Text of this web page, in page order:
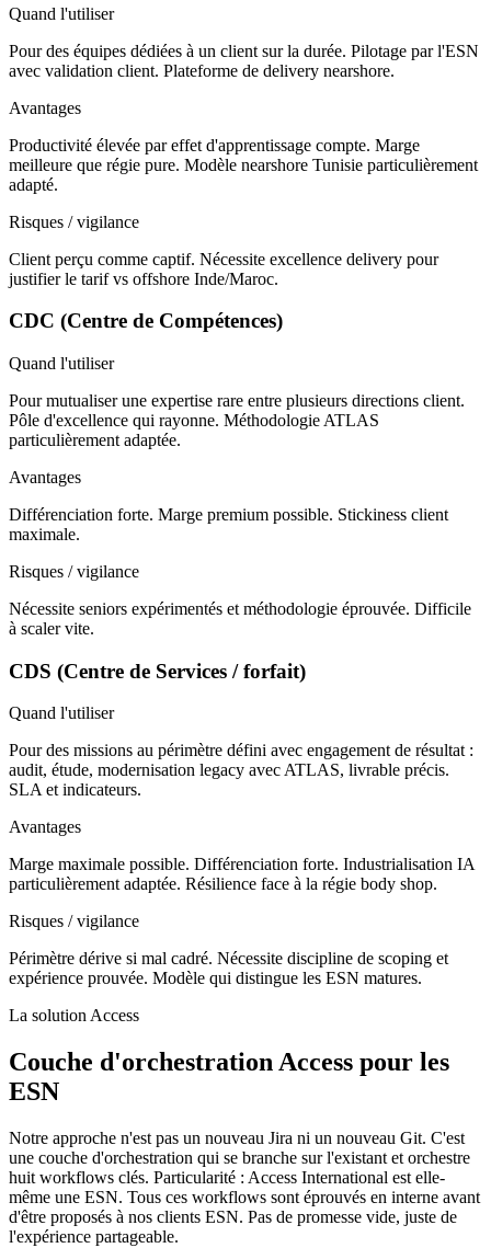
Quand l'utiliser
Pour des équipes dédiées à un client sur la durée. Pilotage par l'ESN
avec validation client. Plateforme de delivery nearshore.
Avantages
Productivité élevée par effet d'apprentissage compte. Marge
meilleure que régie pure. Modèle nearshore Tunisie particulièrement
adapté.
Risques / vigilance
Client perçu comme captif. Nécessite excellence delivery pour
justifier le tarif vs offshore Inde/Maroc.
CDC (Centre de Compétences)
Quand l'utiliser
Pour mutualiser une expertise rare entre plusieurs directions client.
Pôle d'excellence qui rayonne. Méthodologie ATLAS
particulièrement adaptée.
Avantages
Différenciation forte. Marge premium possible. Stickiness client
maximale.
Risques / vigilance
Nécessite seniors expérimentés et méthodologie éprouvée. Difficile
à scaler vite.
CDS (Centre de Services / forfait)
Quand l'utiliser
Pour des missions au périmètre défini avec engagement de résultat :
audit, étude, modernisation legacy avec ATLAS, livrable précis.
SLA et indicateurs.
Avantages
Marge maximale possible. Différenciation forte. Industrialisation IA
particulièrement adaptée. Résilience face à la régie body shop.
Risques / vigilance
Périmètre dérive si mal cadré. Nécessite discipline de scoping et
expérience prouvée. Modèle qui distingue les ESN matures.
La solution Access
Couche d'orchestration Access pour les
ESN
Notre approche n'est pas un nouveau Jira ni un nouveau Git. C'est
une couche d'orchestration qui se branche sur l'existant et orchestre
huit workflows clés. Particularité : Access International est elle-
même une ESN. Tous ces workflows sont éprouvés en interne avant
d'être proposés à nos clients ESN. Pas de promesse vide, juste de
l'expérience partageable.